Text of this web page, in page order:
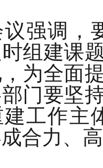
调，要
组建课
为全面
门要坚
工作主
合力、